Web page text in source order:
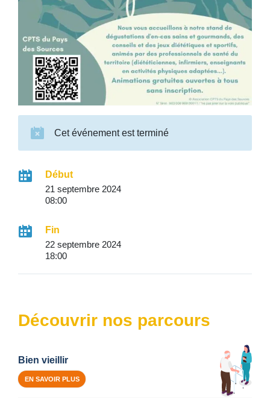
Cet événement est terminé
Début
21 septembre 2024
08:00
Fin
22 septembre 2024
18:00
Découvrir nos parcours
Bien vieillir
EN SAVOIR PLUS